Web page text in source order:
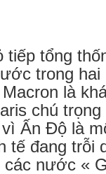
tiếp tổng
trong
là
chú
Ấn Độ là
tế đang trỗi
nước «